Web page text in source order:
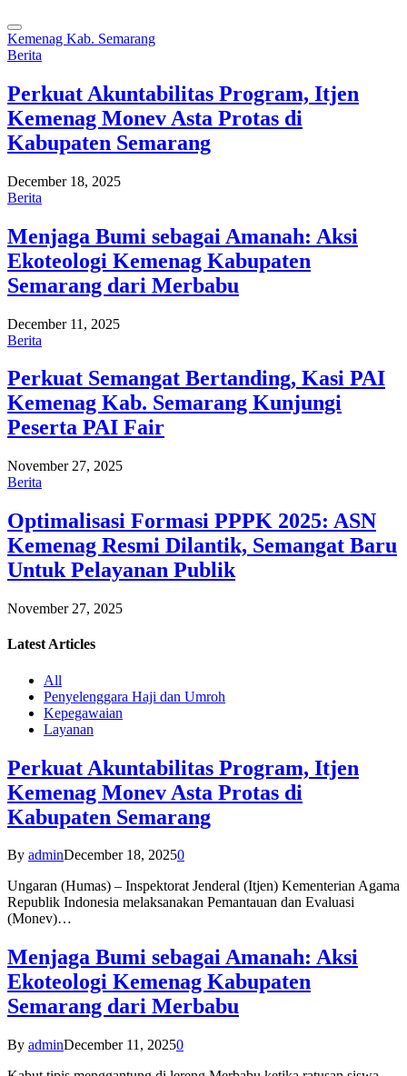
Kemenag Kab. Semarang
Berita
Perkuat Akuntabilitas Program, Itjen
Kemenag Monev Asta Protas di
Kabupaten Semarang
December 18, 2025
Berita
Menjaga Bumi sebagai Amanah: Aksi
Ekoteologi Kemenag Kabupaten
Semarang dari Merbabu
December 11, 2025
Berita
Perkuat Semangat Bertanding, Kasi PAI
Kemenag Kab. Semarang Kunjungi
Peserta PAI Fair
November 27, 2025
Berita
Optimalisasi Formasi PPPK 2025: ASN
Kemenag Resmi Dilantik, Semangat Baru
Untuk Pelayanan Publik
November 27, 2025
Latest Articles
All
Penyelenggara Haji dan Umroh
Kepegawaian
Layanan
Perkuat Akuntabilitas Program, Itjen
Kemenag Monev Asta Protas di
Kabupaten Semarang
By adminDecember 18, 20250
Ungaran (Humas) – Inspektorat Jenderal (Itjen) Kementerian Agama
Republik Indonesia melaksanakan Pemantauan dan Evaluasi
(Monev)…
Menjaga Bumi sebagai Amanah: Aksi
Ekoteologi Kemenag Kabupaten
Semarang dari Merbabu
By adminDecember 11, 20250